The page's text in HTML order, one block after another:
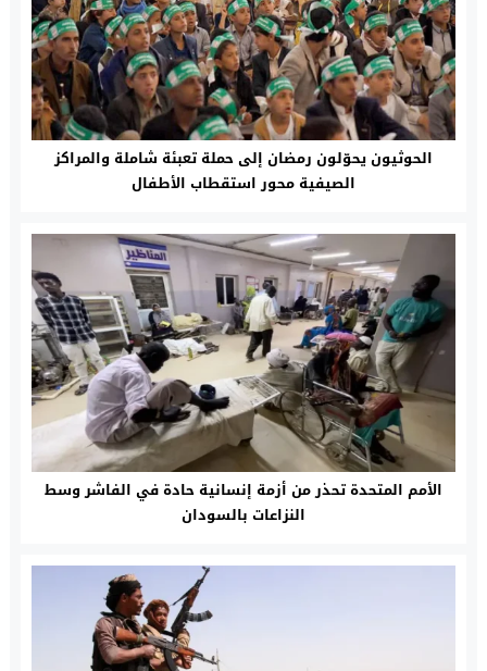
الحوثيون يحوّلون رمضان إلى حملة تعبئة شاملة والمراكز
الصيفية محور استقطاب الأطفال
الأمم المتحدة تحذر من أزمة إنسانية حادة في الفاشر وسط
النزاعات بالسودان